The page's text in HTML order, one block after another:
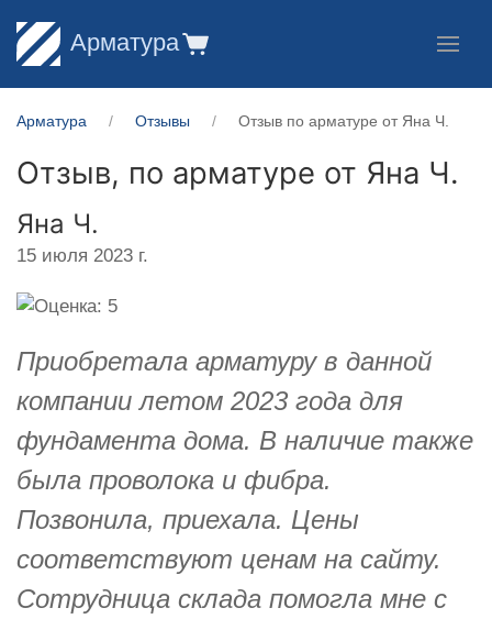
Арматура
Арматура Отзывы Отзыв по арматуре от Яна Ч.
Отзыв, по арматуре от Яна Ч.
Яна Ч.
15 июля 2023 г.
Приобретала арматуру в данной
компании летом 2023 года для
фундамента дома. В наличие также
была проволока и фибра.
Позвонила, приехала. Цены
соответствуют ценам на сайту.
Сотрудница склада помогла мне с